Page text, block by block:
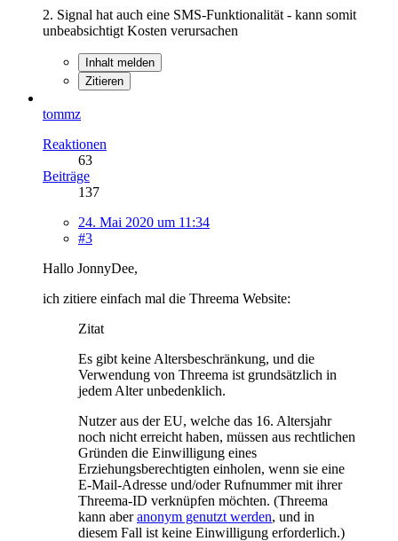
2. Signal hat auch eine SMS-Funktionalität - kann somit
unbeabsichtigt Kosten verursachen
Inhalt melden
Zitieren
tommz
Reaktionen
63
Beiträge
137
24. Mai 2020 um 11:34
#3
Hallo JonnyDee,
ich zitiere einfach mal die Threema Website:
Zitat
Es gibt keine Altersbeschränkung, und die
Verwendung von Threema ist grundsätzlich in
jedem Alter unbedenklich.
Nutzer aus der EU, welche das 16. Altersjahr
noch nicht erreicht haben, müssen aus rechtlichen
Gründen die Einwilligung eines
Erziehungsberechtigten einholen, wenn sie eine
E-Mail-Adresse und/oder Rufnummer mit ihrer
Threema-ID verknüpfen möchten. (Threema
kann aberanonym genutzt werden, und in
diesem Fall ist keine Einwilligung erforderlich.)